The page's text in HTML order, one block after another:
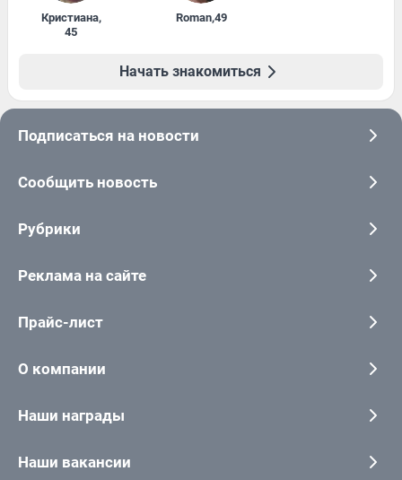
Кристиана,
45
Roman,49
Начать знакомиться
Подписаться на новости
Сообщить новость
Рубрики
Реклама на сайте
Прайс-лист
О компании
Наши награды
Наши вакансии